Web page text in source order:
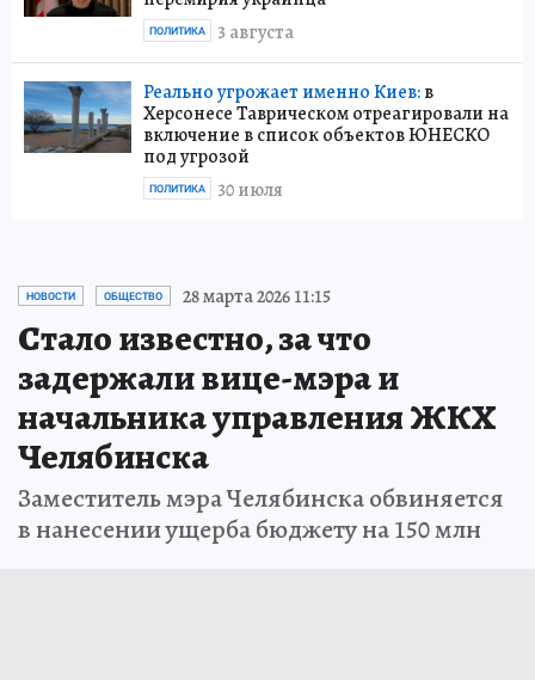
3 августа
ПОЛИТИКА
Реально угрожает именно Киев:в
Херсонесе Таврическом отреагировали на
включение в список объектов ЮНЕСКО
под угрозой
30 июля
ПОЛИТИКА
НОВОСТИ ОБЩЕСТВО 28 марта 2026 11:15
Стало известно, за что
задержали вице-мэра и
начальника управления ЖКХ
Челябинска
Заместитель мэра Челябинска обвиняется
в нанесении ущерба бюджету на 150 млн